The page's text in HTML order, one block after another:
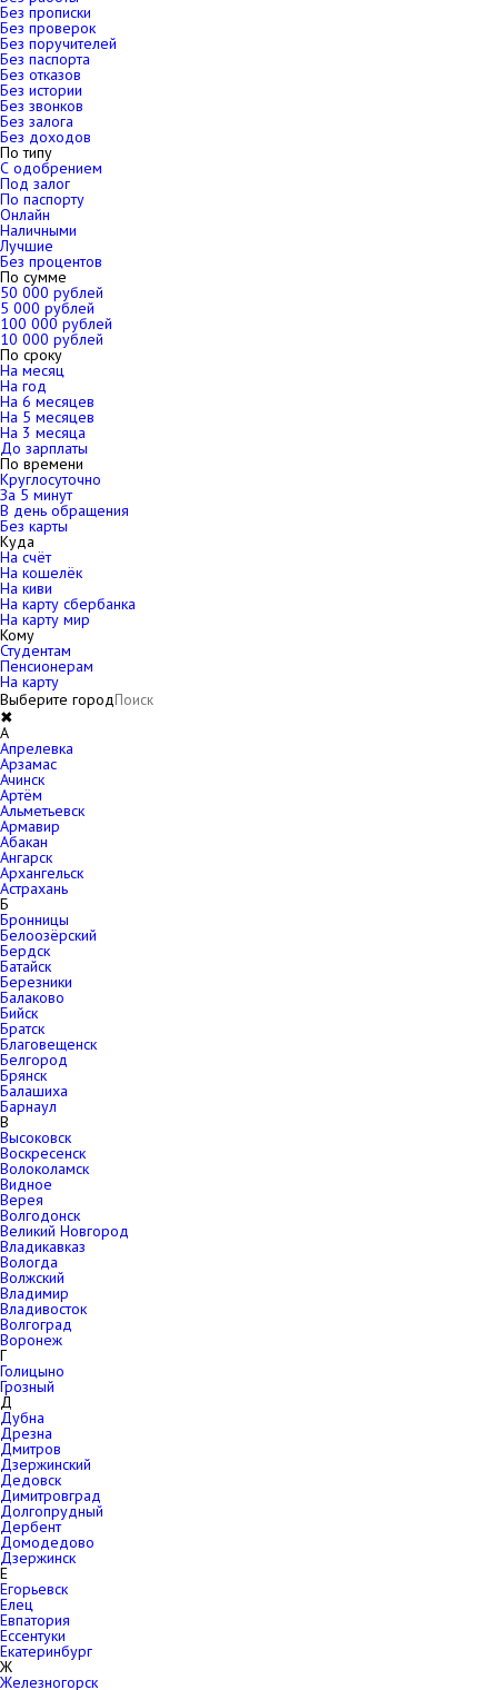
Без прописки
Без проверок
Без поручителей
Без паспорта
Без отказов
Без истории
Без звонков
Без залога
Без доходов
По типу
С одобрением
Под залог
По паспорту
Онлайн
Наличными
Лучшие
Без процентов
По сумме
50 000 рублей
5 000 рублей
100 000 рублей
10 000 рублей
По сроку
На месяц
На год
На 6 месяцев
На 5 месяцев
На 3 месяца
До зарплаты
По времени
Круглосуточно
За 5 минут
В день обращения
Без карты
Куда
На счёт
На кошелёк
На киви
На карту сбербанка
На карту мир
Кому
Студентам
Пенсионерам
На карту
Выберите город
✖
A
Апрелевка
Арзамас
Ачинск
Артём
Альметьевск
Армавир
Абакан
Ангарск
Архангельск
Астрахань
Б
Бронницы
Белоозёрский
Бердск
Батайск
Березники
Балаково
Бийск
Братск
Благовещенск
Белгород
Брянск
Балашиха
Барнаул
В
Высоковск
Воскресенск
Волоколамск
Видное
Верея
Волгодонск
Великий Новгород
Владикавказ
Вологда
Волжский
Владимир
Владивосток
Волгоград
Воронеж
Г
Голицыно
Грозный
Д
Дубна
Дрезна
Дмитров
Дзержинский
Дедовск
Димитровград
Долгопрудный
Дербент
Домодедово
Дзержинск
Е
Егорьевск
Елец
Евпатория
Ессентуки
Екатеринбург
Ж
Железногорск